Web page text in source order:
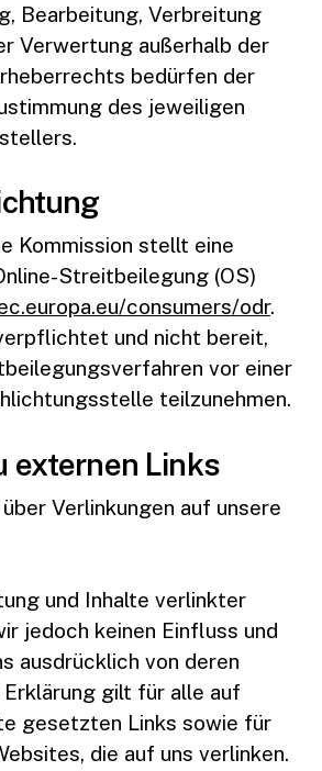
Bearbeitung, Verbreitung
Verwertung außerhalb der
bedürfen der
des jeweiligen
Kommission stellt eine
Streitbeilegung (OS)
consumers/odr.
und nicht bereit,
vor einer
teilzunehmen.
externen Links
Verlinkungen auf unsere
und Inhalte verlinkter
jedoch keinen Einfluss und
ausdrücklich von deren
Erklärung gilt für alle auf
gesetzten Links sowie für
die auf uns verlinken.